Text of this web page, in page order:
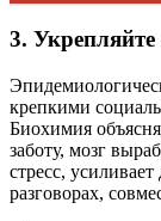
3.
крепкими
Биохимия
заботу, мозг
стресс,
разговорах,